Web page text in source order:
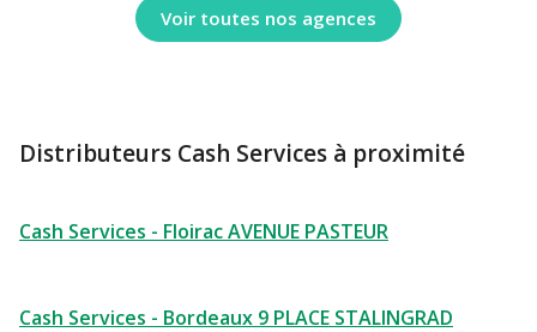
Voir toutes nos agences
Distributeurs Cash Services à proximité
Cash Services - Floirac AVENUE PASTEUR
Cash Services - Bordeaux 9 PLACE STALINGRAD